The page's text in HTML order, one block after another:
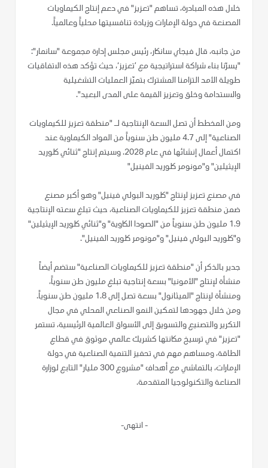
خلال هذه المبادرة، تساهم "تعزيز" في دعم إنتاج الكيماويات
المصنعة في دولة الإمارات وزيادة تنافسيتها محلياً وعالمياً.
من جانبه، قال فيجاي سانكار، رئيس مجلس إدارة مجموعة "سانمار":
"يسرّنا بناء شراكة استراتيجية مع ’تعزيز‘، حيث تؤكد هذه الاتفاقيات
طويلة الأمد التزامنا المشترك بتميّز العمليات التشغيلية
والاستدامة وخلق وتعزيز القيمة على المدى البعيد".
ومن المخطط أن تصل السعة الإنتاجية لـ "منطقة تعزيز للكيماويات
الصناعية" إلى 4.7 مليون طن سنوياً من المواد الكيماوية عند
اكتمال أعمال إنشائها في عام 2028. وسيتم إنتاج "ثنائي كلوريد
الإيثيلين" و"مونومر كلوريد الفينيل"
في مصنع تعزيز لإنتاج "كلوريد البولي فينيل" وهو أكبر مصنع
ضمن منطقة تعزيز للكيماويات الصناعية، حيث تبلغ سعته الإنتاجية
1.9 مليون طن سنوياً من "الصودا الكاوية" و"ثنائي كلوريد الإيثيلين"
و"كلوريد البولي فينيل" و"مونومر كلوريد الفينيل".
جدير بالذكر أن "منطقة تعزيز للكيماويات الصناعية" ستضم أيضاً
منشأة لإنتاج "الأمونيا" بسعة إنتاجية تبلغ مليون طن سنوياً،
ومنشأة لإنتاج "الميثانول" بسعة تصل إلى 1.8 مليون طن سنوياً.
ومن خلال جهودها لتمكين النمو الصناعي المحلي في مجال
التكرير والتصنيع والتسويق إلى الأسواق العالمية الرئيسية، تستمر
"تعزيز" في ترسيخ مكانتها كشريك عالمي موثوق في قطاع
الطاقة، ومساهم مهم في تحفيز التنمية الصناعية في دولة
الإمارات، بالتماشي مع أهداف "مشروع 300 مليار" التابع لوزارة
الصناعة والتكنولوجيا المتقدمة.
- انتهى-